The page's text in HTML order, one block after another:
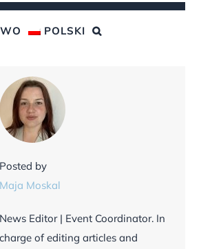
POLSKI
Posted by
Maja Moskal
News Editor | Event Coordinator. In
charge of editing articles and